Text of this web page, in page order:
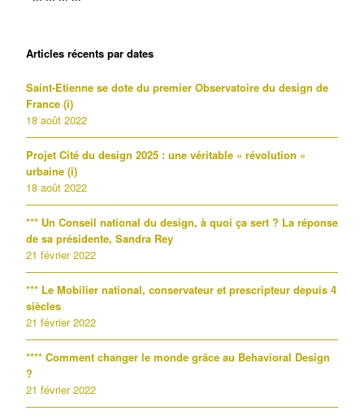
Articles récents par dates
Saint-Etienne se dote du premier Observatoire du design de
France (i)
18 août 2022
Projet Cité du design 2025 : une véritable « révolution »
urbaine (i)
18 août 2022
*** Un Conseil national du design, à quoi ça sert ? La réponse
de sa présidente, Sandra Rey
21 février 2022
*** Le Mobilier national, conservateur et prescripteur depuis 4
siècles
21 février 2022
**** Comment changer le monde grâce au Behavioral Design
?
21 février 2022